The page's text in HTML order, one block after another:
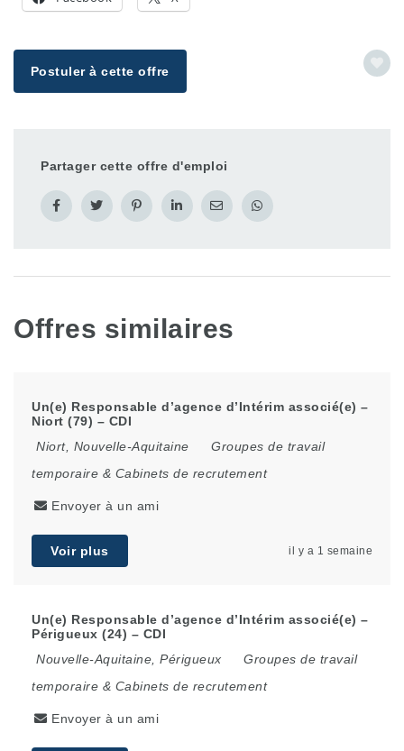
Postuler à cette offre
Partager cette offre d'emploi
Offres similaires
Un(e) Responsable d’agence d’Intérim associé(e) –
Niort (79) – CDI
Niort, Nouvelle-Aquitaine
Groupes de travail
temporaire & Cabinets de recrutement
Envoyer à un ami
Voir plus il y a 1 semaine
Un(e) Responsable d’agence d’Intérim associé(e) –
Périgueux (24) – CDI
Nouvelle-Aquitaine, Périgueux
Groupes de travail
temporaire & Cabinets de recrutement
Envoyer à un ami